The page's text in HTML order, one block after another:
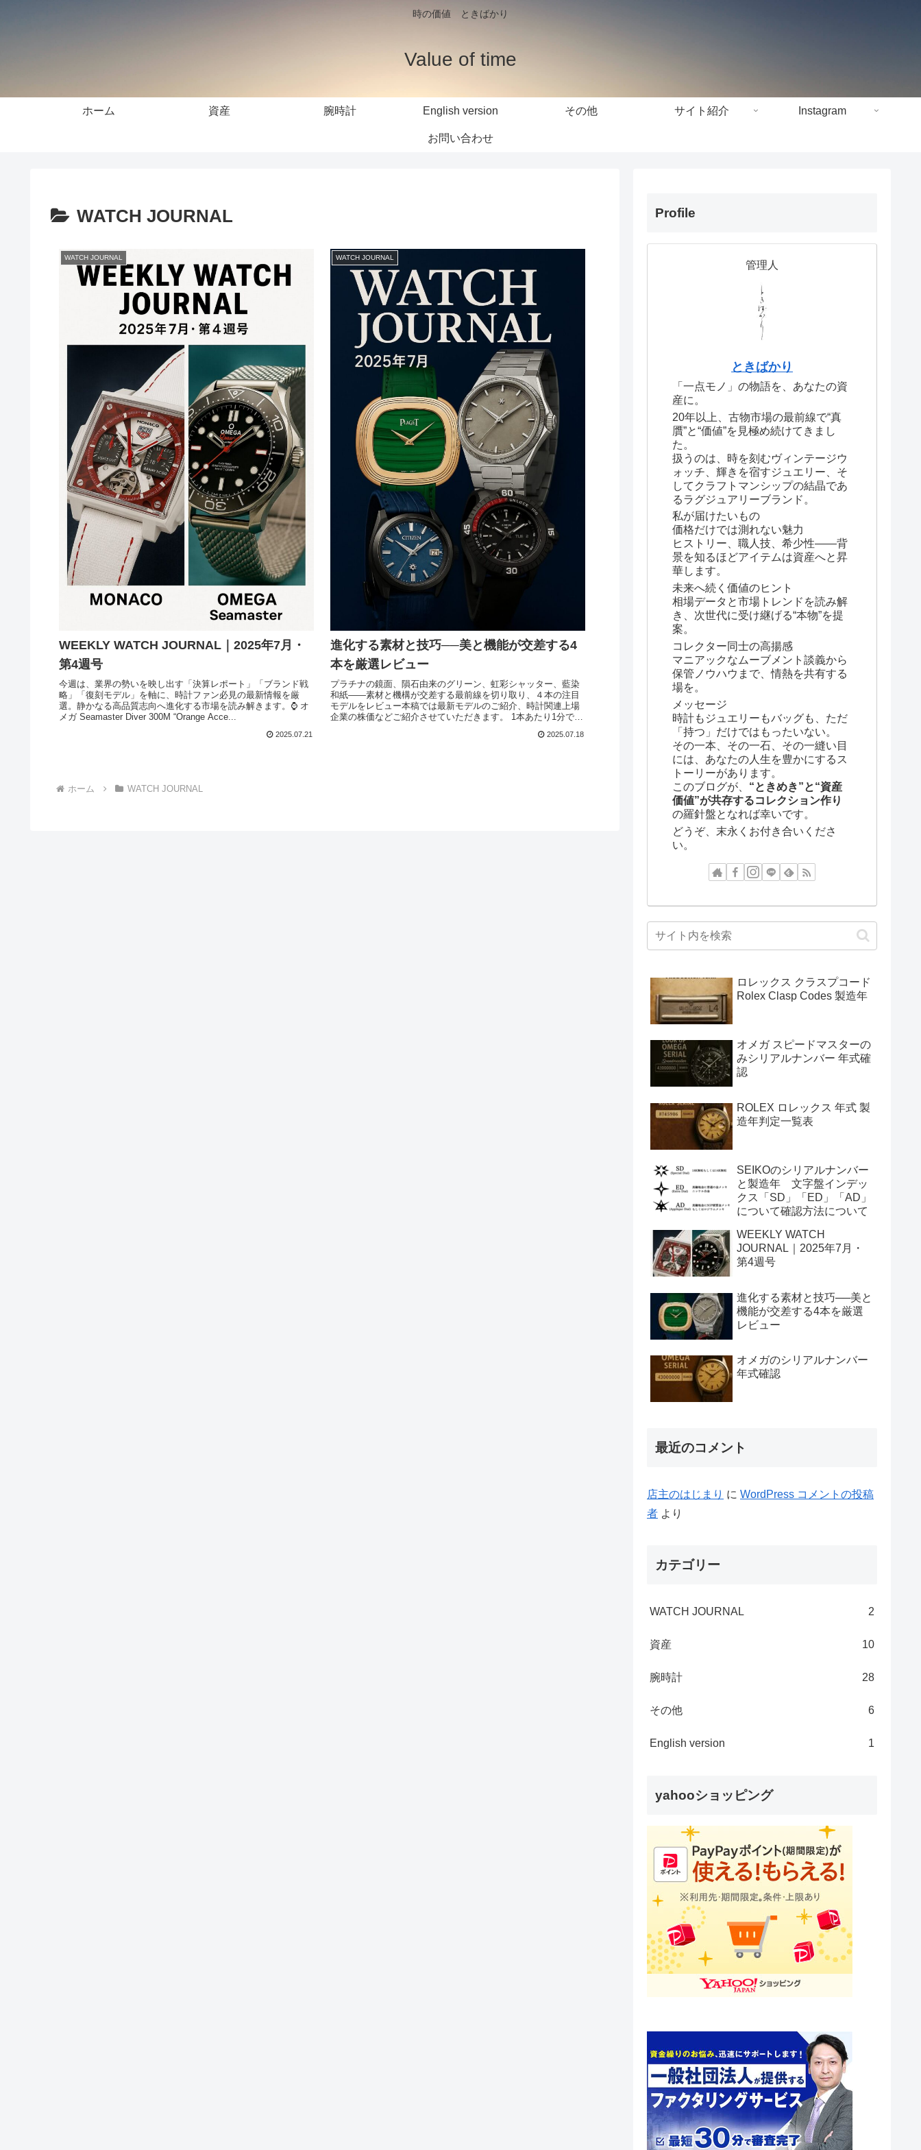
時の価値 ときばかり
Value of time
ホーム 資産 腕時計 English version その他 サイト紹介 Instagram
お問い合わせ
WATCH JOURNAL
WATCH JOURNAL
WEEKLY WATCH JOURNAL｜2025年7月・
第4週号
今週は、業界の勢いを映し出す「決算レポート」「ブランド戦
略」「復刻モデル」を軸に、時計ファン必見の最新情報を厳
選。静かなる高品質志向へ進化する市場を読み解きます。⌚ オ
メガ Seamaster Diver 300M “Orange Acce...
2025.07.21
WATCH JOURNAL
進化する素材と技巧──美と機能が交差する4
本を厳選レビュー
プラチナの鏡面、隕石由来のグリーン、虹彩シャッター、藍染
和紙――素材と機構が交差する最前線を切り取り、４本の注目
モデルをレビュー本稿では最新モデルのご紹介、時計関連上場
企業の株価などご紹介させていただきます。 1本あたり1分で概
動向を押さえつつ、次の一本を選ぶヒントをお届けします2025.07.18
ホーム WATCH JOURNAL
Profile
管理人
ときばかり
「一点モノ」の物語を、あなたの資
産に。
20年以上、古物市場の最前線で“真
贋”と“価値”を見極め続けてきまし
た。
扱うのは、時を刻むヴィンテージウ
ォッチ、輝きを宿すジュエリー、そ
してクラフトマンシップの結晶であ
るラグジュアリーブランド。
私が届けたいもの
価格だけでは測れない魅力
ヒストリー、職人技、希少性――背
景を知るほどアイテムは資産へと昇
華します。
未来へ続く価値のヒント
相場データと市場トレンドを読み解
き、次世代に受け継げる“本物”を提
案。
コレクター同士の高揚感
マニアックなムーブメント談義から
保管ノウハウまで、情熱を共有する
場を。
メッセージ
時計もジュエリーもバッグも、ただ
「持つ」だけではもったいない。
その一本、その一石、その一縫い目
には、あなたの人生を豊かにするス
トーリーがあります。
このブログが、 “ときめき”と“資産
価値”が共存するコレクション作り
の羅針盤となれば幸いです。
どうぞ、末永くお付き合いくださ
い。
ロレックス クラスプコード
Rolex Clasp Codes 製造年
オメガ スピードマスターの
みシリアルナンバー 年式確
認
ROLEX ロレックス 年式 製
造年判定一覧表
SEIKOのシリアルナンバー
と製造年 文字盤インデッ
クス「SD」「ED」「AD」
について確認方法について
WEEKLY WATCH
JOURNAL｜2025年7月・
第4週号
進化する素材と技巧──美と
機能が交差する4本を厳選
レビュー
オメガのシリアルナンバー
年式確認
最近のコメント
店主のはじまり に WordPress コメントの投稿
者 より
カテゴリー
WATCH JOURNAL 2
資産 10
腕時計 28
その他 6
English version 1
yahooショッピング